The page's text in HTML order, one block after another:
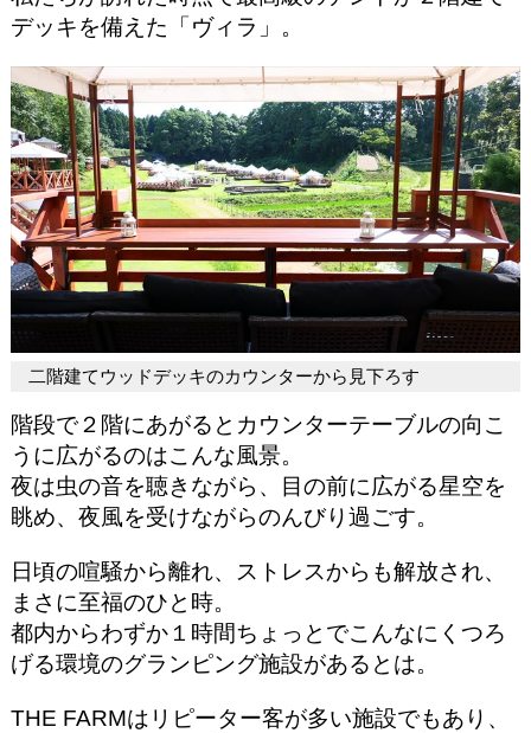
デッキを備えた「ヴィラ」。
二階建てウッドデッキのカウンターから見下ろす
階段で２階にあがるとカウンターテーブルの向こ
うに広がるのはこんな風景。
夜は虫の音を聴きながら、目の前に広がる星空を
眺め、夜風を受けながらのんびり過ごす。
日頃の喧騒から離れ、ストレスからも解放され、
まさに至福のひと時。
都内からわずか１時間ちょっとでこんなにくつろ
げる環境のグランピング施設があるとは。
THE FARMはリピーター客が多い施設でもあり、